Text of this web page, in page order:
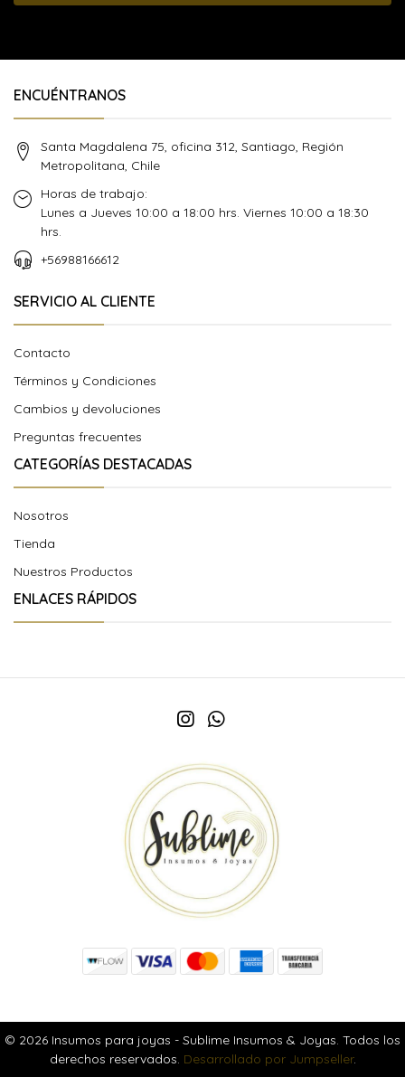
ENCUÉNTRANOS
Santa Magdalena 75, oficina 312, Santiago, Región
Metropolitana, Chile
Horas de trabajo:
Lunes a Jueves 10:00 a 18:00 hrs. Viernes 10:00 a 18:30
hrs.
+56988166612
SERVICIO AL CLIENTE
Contacto
Términos y Condiciones
Cambios y devoluciones
Preguntas frecuentes
CATEGORÍAS DESTACADAS
Nosotros
Tienda
Nuestros Productos
ENLACES RÁPIDOS
© 2026 Insumos para joyas - Sublime Insumos & Joyas. Todos los
derechos reservados. Desarrollado por Jumpseller.